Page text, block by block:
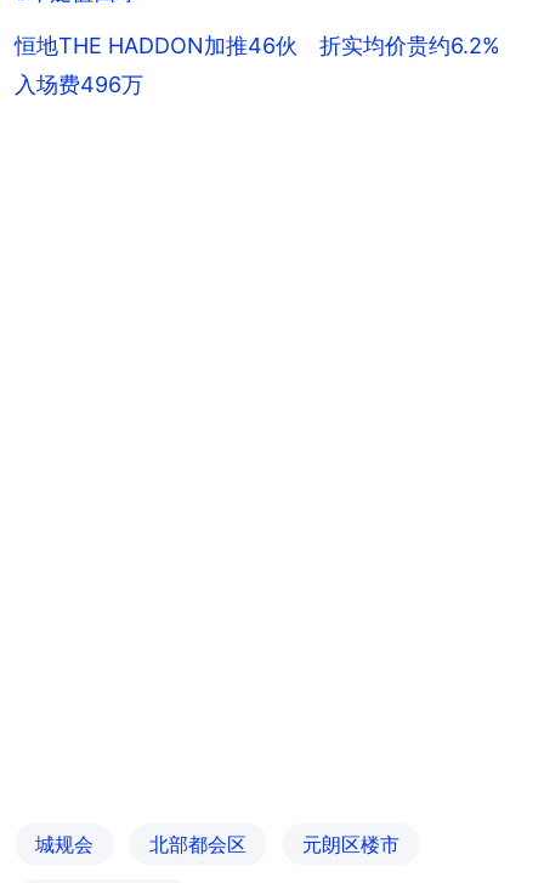
恒地THE HADDON加推46伙 折实均价贵约6.2%
入场费496万
城规会 北部都会区 元朗区楼市